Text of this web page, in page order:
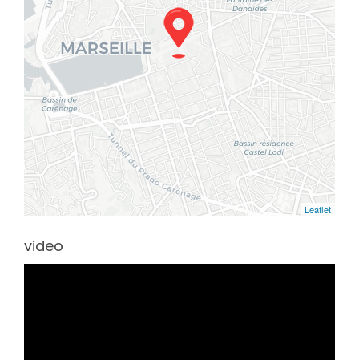
Leaflet
video